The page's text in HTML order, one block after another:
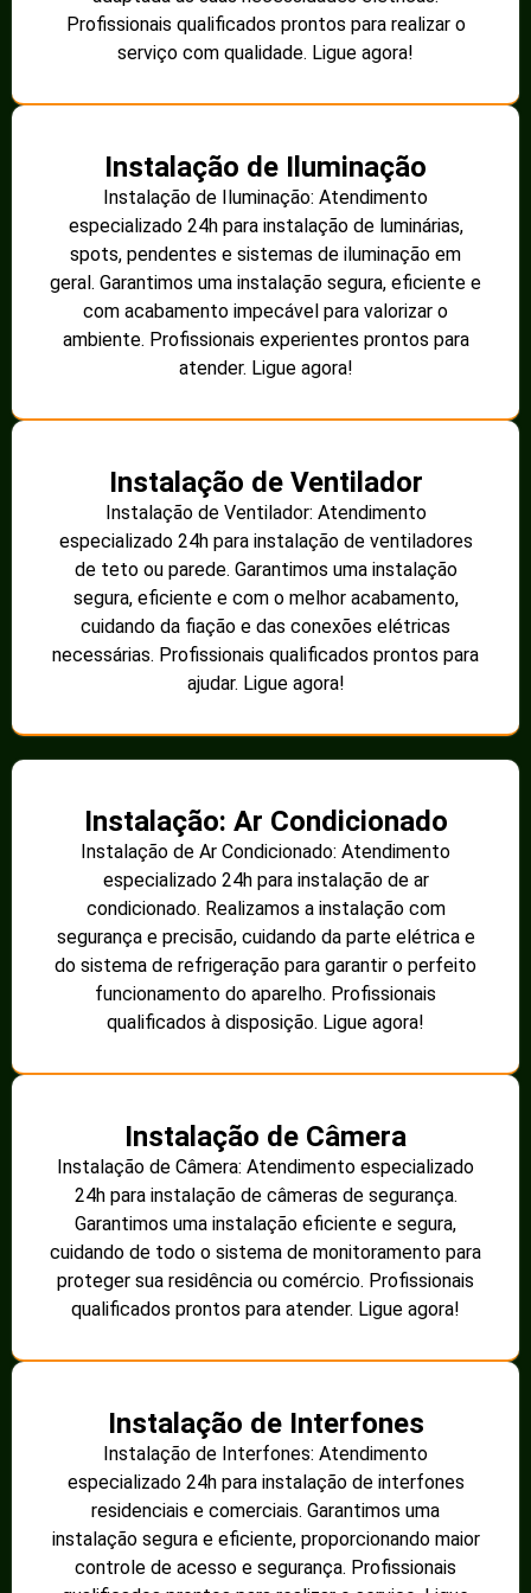
Profissionais qualificados prontos para realizar o
serviço com qualidade. Ligue agora!
Instalação de Iluminação
Instalação de Iluminação: Atendimento
especializado 24h para instalação de luminárias,
spots, pendentes e sistemas de iluminação em
geral. Garantimos uma instalação segura, eficiente e
com acabamento impecável para valorizar o
ambiente. Profissionais experientes prontos para
atender. Ligue agora!
Instalação de Ventilador
Instalação de Ventilador: Atendimento
especializado 24h para instalação de ventiladores
de teto ou parede. Garantimos uma instalação
segura, eficiente e com o melhor acabamento,
cuidando da fiação e das conexões elétricas
necessárias. Profissionais qualificados prontos para
ajudar. Ligue agora!
Instalação: Ar Condicionado
Instalação de Ar Condicionado: Atendimento
especializado 24h para instalação de ar
condicionado. Realizamos a instalação com
segurança e precisão, cuidando da parte elétrica e
do sistema de refrigeração para garantir o perfeito
funcionamento do aparelho. Profissionais
qualificados à disposição. Ligue agora!
Instalação de Câmera
Instalação de Câmera: Atendimento especializado
24h para instalação de câmeras de segurança.
Garantimos uma instalação eficiente e segura,
cuidando de todo o sistema de monitoramento para
proteger sua residência ou comércio. Profissionais
qualificados prontos para atender. Ligue agora!
Instalação de Interfones
Instalação de Interfones: Atendimento
especializado 24h para instalação de interfones
residenciais e comerciais. Garantimos uma
instalação segura e eficiente, proporcionando maior
controle de acesso e segurança. Profissionais